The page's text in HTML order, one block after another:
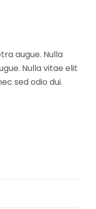
augue. Nulla
Nulla vitae elit
sed odio dui.